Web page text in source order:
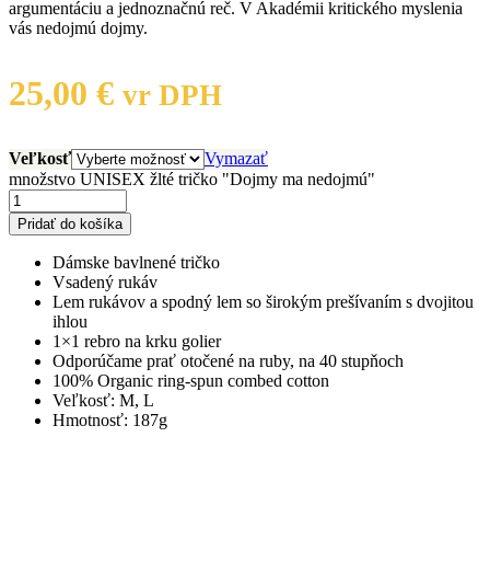
argumentáciu a jednoznačnú reč. V Akadémii kritického myslenia
vás nedojmú dojmy.
25,00 € vr DPH
Veľkosť
Vymazať
množstvo UNISEX žlté tričko "Dojmy ma nedojmú"
Pridať do košíka
Dámske bavlnené tričko
Vsadený rukáv
Lem rukávov a spodný lem so širokým prešívaním s dvojitou
ihlou
1×1 rebro na krku golier
Odporúčame prať otočené na ruby, na 40 stupňoch
100% Organic ring-spun combed cotton
Veľkosť: M, L
Hmotnosť: 187g